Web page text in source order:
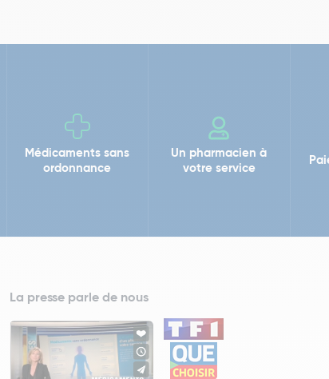
Médicaments sans
ordonnance
Un pharmacien à
votre service
La presse parle de nous